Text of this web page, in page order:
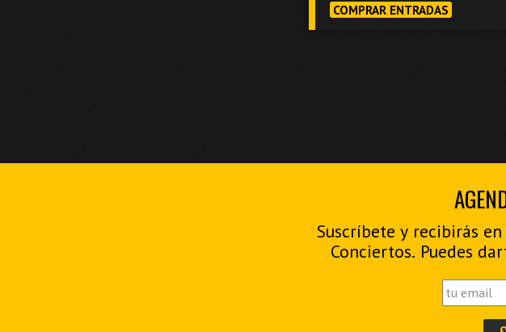
COMPRAR ENTRADAS
Suscríbete y recibirás
Conciertos. Puedes